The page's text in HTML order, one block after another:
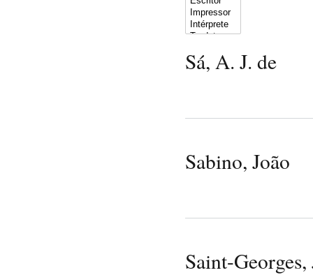
Sá, A. J. de
Sabino, João
Saint-